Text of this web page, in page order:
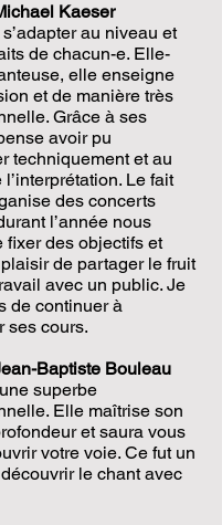
Kaeser
au niveau et
de chacun-e. Elle-
elle enseigne
et de manière très
Grâce à ses
avoir pu
techniquement et au
Le fait
des concerts
l’année nous
fixer des objectifs et
de partager le fruit
avec un public. Je
de continuer à
ses cours.
Baptiste Bouleau
superbe
Elle maîtrise son
et saura vous
votre voie. Ce fut un
le chant avec